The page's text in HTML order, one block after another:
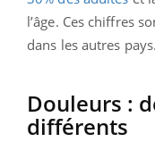
l’âge. Ces chiffres
dans les autres pays.
Douleurs :
différents